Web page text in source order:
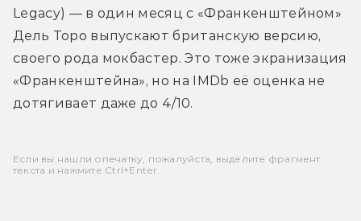
Legacy) — в один месяц с «Франкенштейном»
Дель Торо выпускают британскую версию,
своего рода мокбастер. Это тоже экранизация
«Франкенштейна», но на IMDb её оценка не
дотягивает даже до 4/10.
Если вы нашли опечатку, пожалуйста, выделите фрагмент
текста и нажмите Ctrl+Enter.